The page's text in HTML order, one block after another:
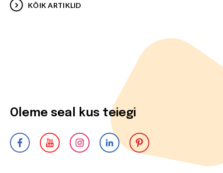
KÕIK ARTIKLID
Oleme seal kus teiegi